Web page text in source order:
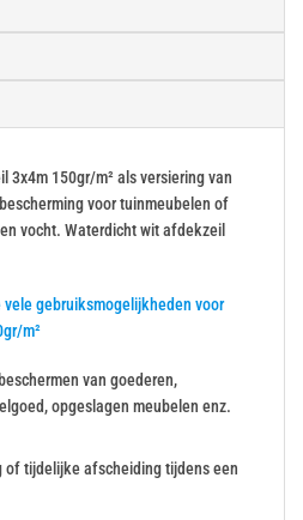
3x4m 150gr/m² als versiering van
voor tuinmeubelen of
vocht. Waterdicht wit afdekzeil
gebruiksmogelijkheden voor
m²
van goederen,
opgeslagen meubelen enz.
of tijdelijke afscheiding tijdens een